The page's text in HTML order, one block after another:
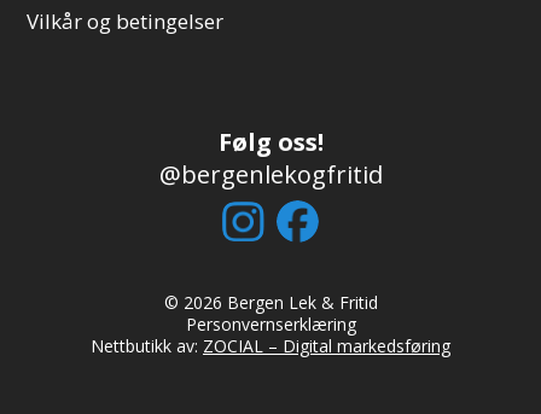
Vilkår og betingelser
Følg oss!
@bergenlekogfritid
© 2026 Bergen Lek & Fritid
Personvernserklæring
Nettbutikk av: ZOCIAL – Digital markedsføring